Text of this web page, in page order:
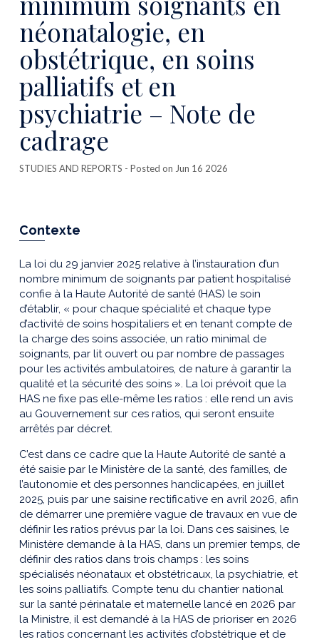
néonatalogie, en
obstétrique, en soins
palliatifs et en
psychiatrie – Note de
cadrage
STUDIES AND REPORTS - Posted on Jun 16 2026
Contexte
La loi du 29 janvier 2025 relative à l’instauration d’un
nombre minimum de soignants par patient hospitalisé
confie à la Haute Autorité de santé (HAS) le soin
d’établir, « pour chaque spécialité et chaque type
d’activité de soins hospitaliers et en tenant compte de
la charge des soins associée, un ratio minimal de
soignants, par lit ouvert ou par nombre de passages
pour les activités ambulatoires, de nature à garantir la
qualité et la sécurité des soins ». La loi prévoit que la
HAS ne fixe pas elle-même les ratios : elle rend un avis
au Gouvernement sur ces ratios, qui seront ensuite
arrêtés par décret.
C’est dans ce cadre que la Haute Autorité de santé a
été saisie par le Ministère de la santé, des familles, de
l’autonomie et des personnes handicapées, en juillet
2025, puis par une saisine rectificative en avril 2026, afin
de démarrer une première vague de travaux en vue de
définir les ratios prévus par la loi. Dans ces saisines, le
Ministère demande à la HAS, dans un premier temps, de
définir des ratios dans trois champs : les soins
spécialisés néonataux et obstétricaux, la psychiatrie, et
les soins palliatifs. Compte tenu du chantier national
sur la santé périnatale et maternelle lancé en 2026 par
la Ministre, il est demandé à la HAS de prioriser en 2026
les ratios concernant les activités d’obstétrique et de